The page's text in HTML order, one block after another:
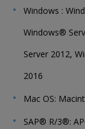
Windows :
Windows®
Server 2012,
2016
Mac OS:
SAP® R/3®: